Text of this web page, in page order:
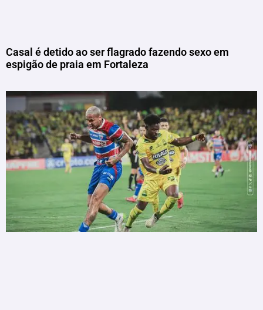
Casal é detido ao ser flagrado fazendo sexo em
espigão de praia em Fortaleza